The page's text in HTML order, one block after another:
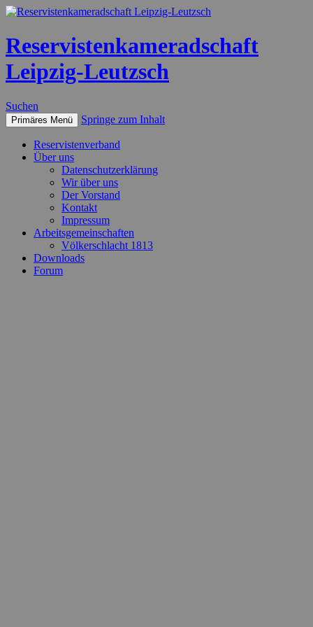
Reservistenkameradschaft
Leipzig-Leutzsch
Suchen
Primäres Menü Springe zum Inhalt
Reservistenverband
Über uns
Datenschutzerklärung
Wir über uns
Der Vorstand
Kontakt
Impressum
Arbeitsgemeinschaften
Völkerschlacht 1813
Downloads
Forum